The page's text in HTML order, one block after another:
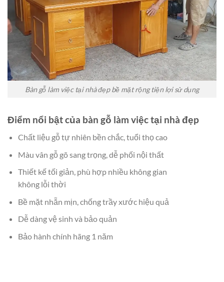
Bàn gỗ làm việc tại nhà đẹp bề mặt rộng tiện lợi sử dụng
Điểm nổi bật của bàn gỗ làm việc tại nhà đẹp
Chất liệu gỗ tự nhiên bền chắc, tuổi thọ cao
Màu vân gỗ gõ sang trọng, dễ phối nội thất
Thiết kế tối giản, phù hợp nhiều không gian
không lỗi thời
Bề mặt nhẵn mịn, chống trầy xước hiệu quả
Dễ dàng vệ sinh và bảo quản
Bảo hành chính hãng 1 năm